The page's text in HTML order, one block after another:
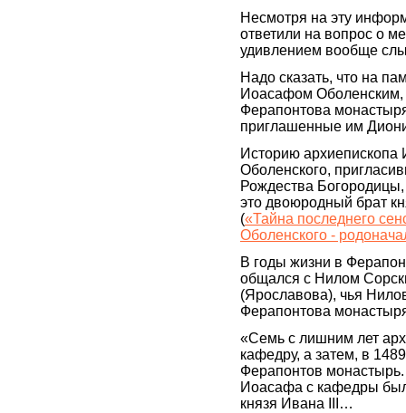
Несмотря на эту
ответили на вопрос о
удивлением вообще
Надо сказать, что на
Иоасафом Оболенским,
Ферапонтова
приглашенные им
Историю
Оболенского,
Рождества
это двоюродный брат
(«Тайна последнего
Оболенского -
В годы жизни в
общался с Нилом
(Ярославова), чья
Ферапонтова
«Семь с лишним лет
кафедру, а затем, в
Ферапонтов
Иоасафа с кафедры
князя Ивана III…